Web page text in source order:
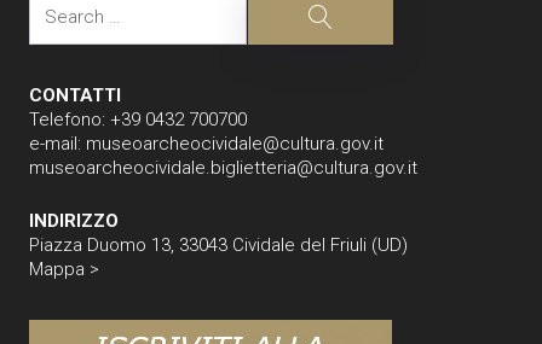
Search
CONTATTI
Telefono: +39 0432 700700
e-mail: museoarcheocividale@cultura.gov.it
museoarcheocividale.biglietteria@cultura.gov.it
INDIRIZZO
Piazza Duomo 13, 33043 Cividale del Friuli (UD)
Mappa >